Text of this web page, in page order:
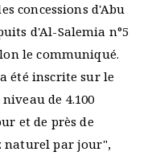
concessions d'Abu
d'Al-Salemia n°5
le communiqué.
été inscrite sur le
de 4.100
et de près de
naturel par jour",